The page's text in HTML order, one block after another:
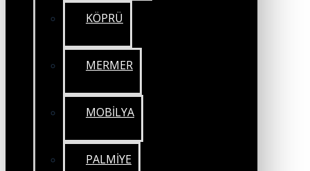
KÖPRÜ
MERMER
MOBİLYA
PALMİYE